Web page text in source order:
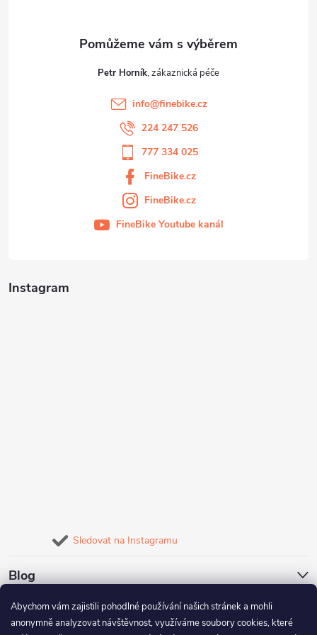
Abychom vám zajistili pohodlné používání našich stránek a mohli
anonymně analyzovat návštěvnost, využíváme soubory cookies, které
Instagram
Sledovat na Instagramu
Blog
Naše služby
Petr Horník
info@finebike.cz
224 247 526
777 334 025
FineBike.cz
FineBike.cz
FineBike Youtube kanál